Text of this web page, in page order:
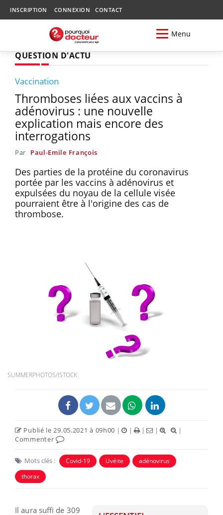
INSCRIPTION CONNEXION CONTACT
Menu
QUESTION D'ACTU
Vaccination
Thromboses liées aux vaccins à
adénovirus : une nouvelle
explication mais encore des
interrogations
Par Paul-Emile François
Des parties de la protéine du coronavirus
portée par les vaccins à adénovirus et
expulsées du noyau de la cellule visée
pourraient être à l'origine des cas de
thrombose.
SUMMERPHOTOS/ISTOCK
Publié le 29.05.2021 à 09h00 | | | |
|
Commenter
Mots clés : Covid-19 Uvéite
adénovirus
thorax
Il aura suffi de 309